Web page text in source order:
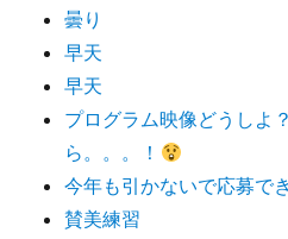
曇り
早天
早天
プログラム映像どうしよ？
ら。。。！
今年も引かないで応募で
賛美練習